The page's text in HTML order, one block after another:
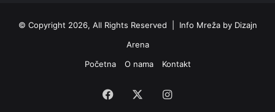
© Copyright 2026, All Rights Reserved | Info Mreža by Dizajn
Arena
Početna
O nama Kontakt
Facebook Instagram